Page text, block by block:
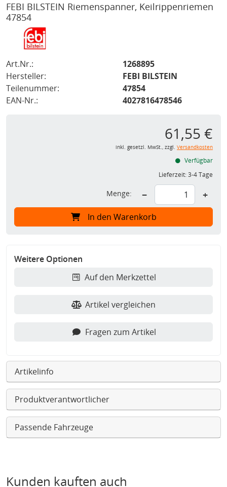
FEBI BILSTEIN Riemenspanner, Keilrippenriemen
47854
Art.Nr.:
1268895
Hersteller:
FEBI BILSTEIN
Teilenummer:
47854
EAN-Nr.:
4027816478546
61,55 €
inkl. gesetzl. MwSt., zzgl. Versandkosten
Verfügbar
Lieferzeit:3-4 Tage
Menge: − +
In den Warenkorb
Weitere Optionen
Auf den Merkzettel
Artikel vergleichen
Fragen zum Artikel
Artikelinfo
Produktverantwortlicher
Passende Fahrzeuge
Kunden kauften auch